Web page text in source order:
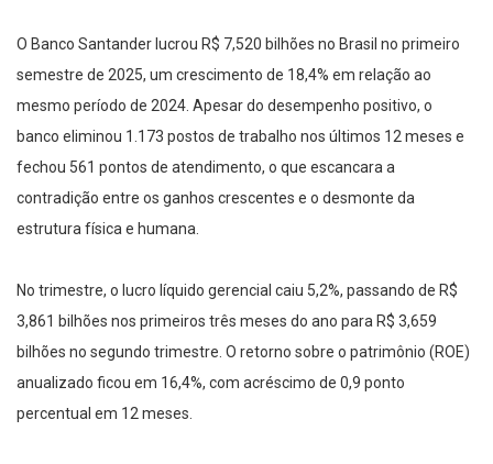
O Banco Santander lucrou R$ 7,520 bilhões no Brasil no primeiro
semestre de 2025, um crescimento de 18,4% em relação ao
mesmo período de 2024. Apesar do desempenho positivo, o
banco eliminou 1.173 postos de trabalho nos últimos 12 meses e
fechou 561 pontos de atendimento, o que escancara a
contradição entre os ganhos crescentes e o desmonte da
estrutura física e humana.
No trimestre, o lucro líquido gerencial caiu 5,2%, passando de R$
3,861 bilhões nos primeiros três meses do ano para R$ 3,659
bilhões no segundo trimestre. O retorno sobre o patrimônio (ROE)
anualizado ficou em 16,4%, com acréscimo de 0,9 ponto
percentual em 12 meses.